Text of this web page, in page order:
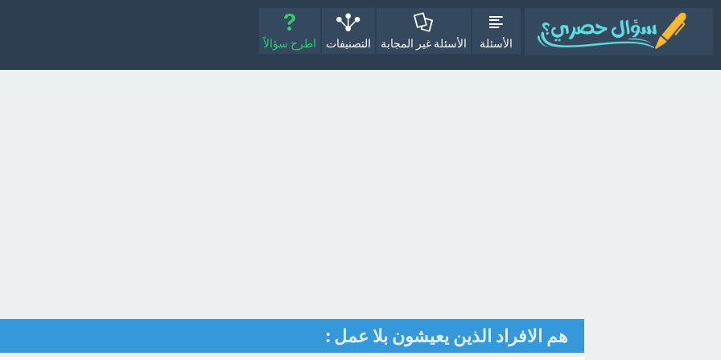
الأسئلة الأسئلة غير المجابة التصنيفات اطرح سؤالاً
هم الافراد الذين يعيشون بلا عمل :